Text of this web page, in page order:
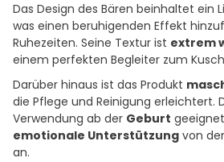
Das Design des Bären beinhaltet ein
was einen beruhigenden Effekt
Ruhezeiten. Seine Textur ist extrem
einem perfekten Begleiter zum
Darüber hinaus ist das Produkt
die Pflege und Reinigung erleichtert.
Verwendung ab der Geburt
emotionale Unterstützung von
an.